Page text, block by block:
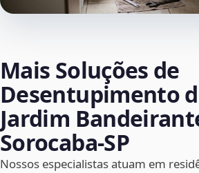
Mais Soluções de
Desentupimento
Jardim
Sorocaba‑SP
Nossos especialistas atuam em